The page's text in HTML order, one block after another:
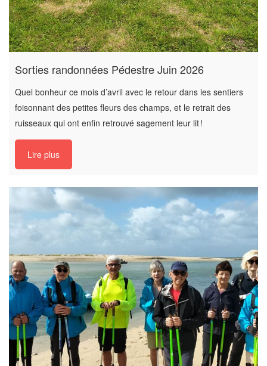
Sorties randonnées Pédestre Juin 2026
Quel bonheur ce mois d’avril avec le retour dans les sentiers
foisonnant des petites fleurs des champs, et le retrait des
ruisseaux qui ont enfin retrouvé sagement leur lit !
Lire plus